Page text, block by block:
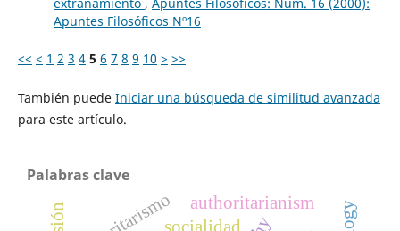
Apuntes Filosóficos Nº16
<< < 1 2 3 4 5 6 7 8 9 10 > >>
También puede Iniciar una búsqueda de similitud avanzada
para este artículo.
Palabras clave
socialidad
authoritarianism